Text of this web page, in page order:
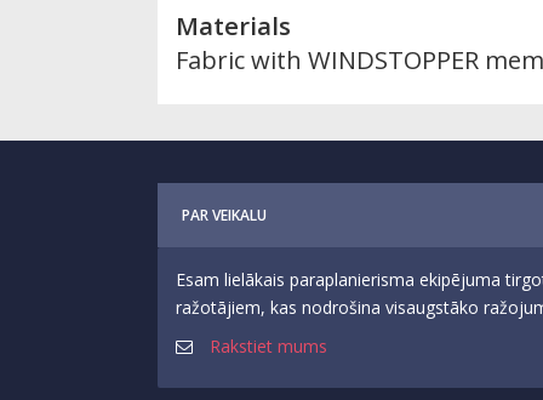
Materials
Fabric with WINDSTOPPER
PAR VEIKALU
Esam lielākais paraplanierisma ekipējuma
ražotājiem, kas nodrošina visaugstāko
Rakstiet mums